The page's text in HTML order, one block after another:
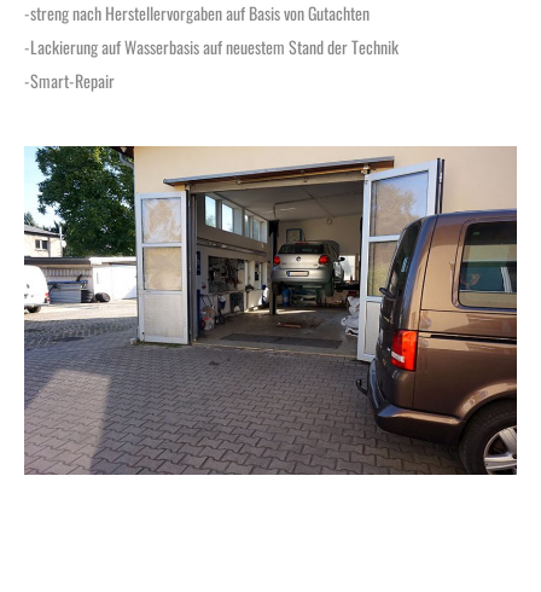
-streng nach Herstellervorgaben auf Basis von Gutachten
-Lackierung auf Wasserbasis auf neuestem Stand der Technik
-Smart-Repair